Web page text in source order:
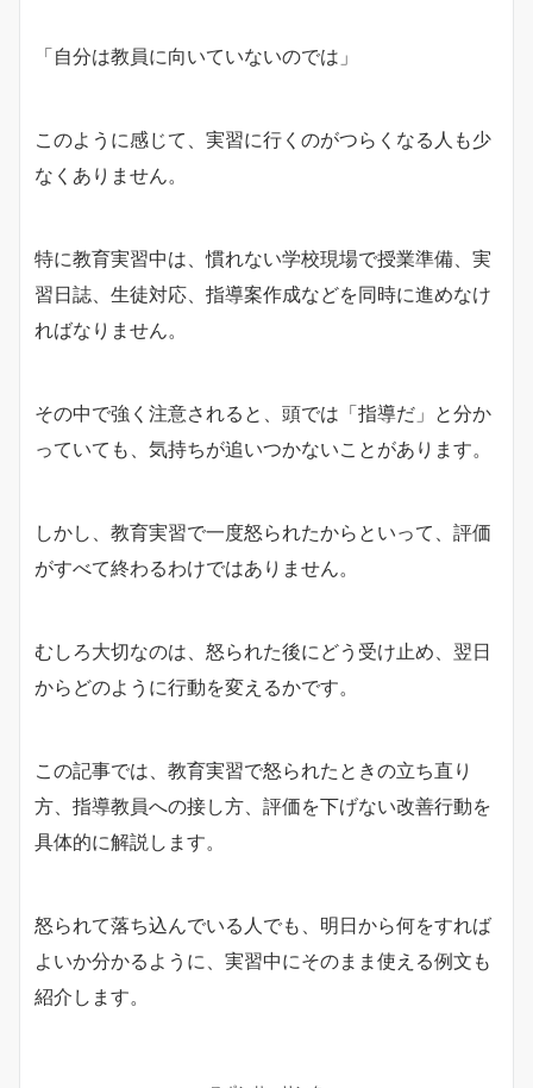
「自分は教員に向いていないのでは」
このように感じて、実習に行くのがつらくなる人も少
なくありません。
特に教育実習中は、慣れない学校現場で授業準備、実
習日誌、生徒対応、指導案作成などを同時に進めなけ
ればなりません。
その中で強く注意されると、頭では「指導だ」と分か
っていても、気持ちが追いつかないことがあります。
しかし、教育実習で一度怒られたからといって、評価
がすべて終わるわけではありません。
むしろ大切なのは、怒られた後にどう受け止め、翌日
からどのように行動を変えるかです。
この記事では、教育実習で怒られたときの立ち直り
方、指導教員への接し方、評価を下げない改善行動を
具体的に解説します。
怒られて落ち込んでいる人でも、明日から何をすれば
よいか分かるように、実習中にそのまま使える例文も
紹介します。